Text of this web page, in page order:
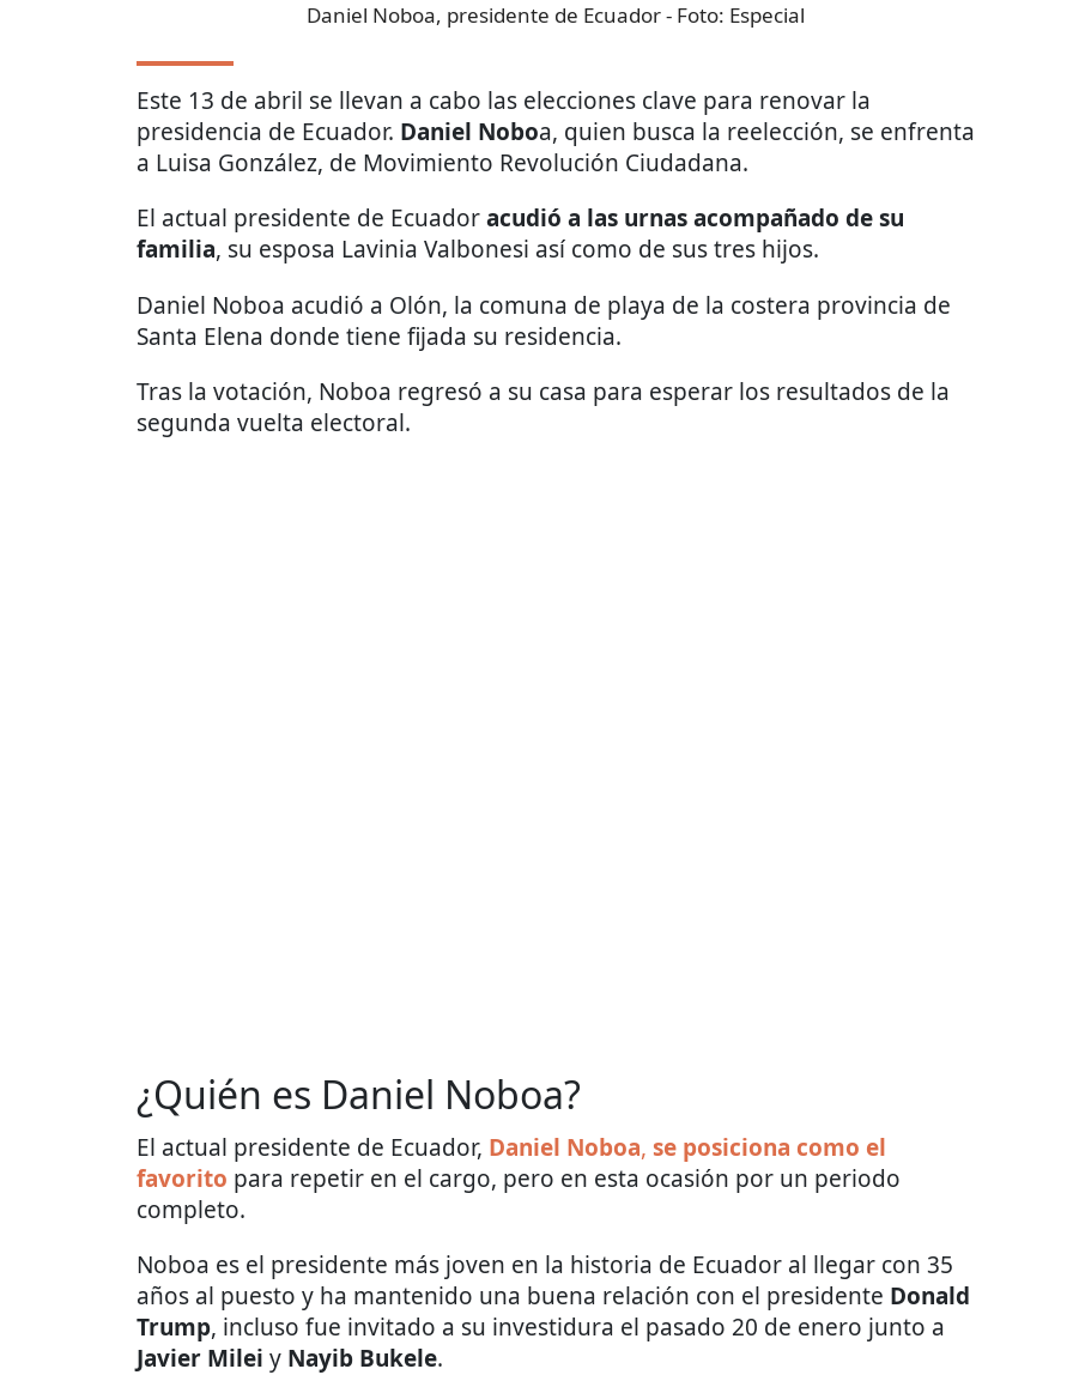
Daniel Noboa, presidente de Ecuador- Foto: Especial
Este 13 de abril se llevan a cabo las elecciones clave para renovar la
presidencia de Ecuador. Daniel Noboa, quien busca la reelección, se enfrenta
a Luisa González, de Movimiento Revolución Ciudadana.
El actual presidente de Ecuadoracudió a las urnas acompañado de su
familia, su esposa Lavinia Valbonesi así como de sus tres hijos.
Daniel Noboa acudió a Olón, la comuna de playa de la costera provincia de
Santa Elena donde tiene fijada su residencia.
Tras la votación, Noboa regresó a su casa para esperar los resultados de la
segunda vuelta electoral.
¿Quién es Daniel Noboa?
El actual presidente de Ecuador, Daniel Noboa, se posiciona como el
favorito para repetir en el cargo, pero en esta ocasión por un periodo
completo.
Noboa es el presidente más joven en la historia de Ecuador al llegar con 35
años al puesto y ha mantenido una buena relación con el presidente Donald
Trump, incluso fue invitado a su investidura el pasado 20 de enero junto a
Javier Milei y Nayib Bukele.